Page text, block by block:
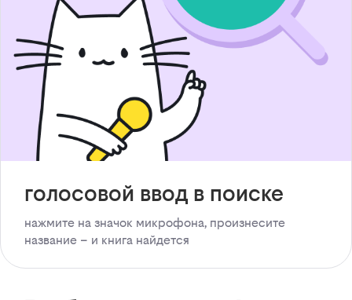
голосовой ввод в поиске
нажмите на значок микрофона, произнесите
название – и книга найдется